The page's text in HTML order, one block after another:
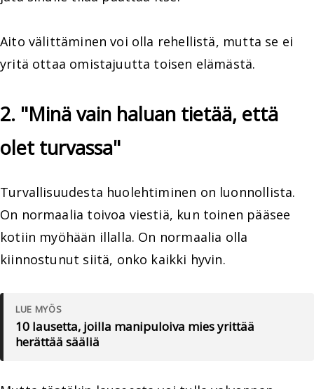
Aito välittäminen voi olla rehellistä, mutta se ei
yritä ottaa omistajuutta toisen elämästä.
2. "Minä vain haluan tietää, että
olet turvassa"
Turvallisuudesta huolehtiminen on luonnollista.
On normaalia toivoa viestiä, kun toinen pääsee
kotiin myöhään illalla. On normaalia olla
kiinnostunut siitä, onko kaikki hyvin.
LUE MYÖS
10 lausetta, joilla manipuloiva mies yrittää
herättää sääliä